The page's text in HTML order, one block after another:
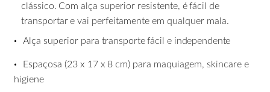
clássico. Com alça superior resistente, é fácil de
transportar e vai perfeitamente em qualquer mala.
• Alça superior para transporte fácil e independente
• Espaçosa (23 x 17 x 8 cm) para maquiagem, skincare e
higiene